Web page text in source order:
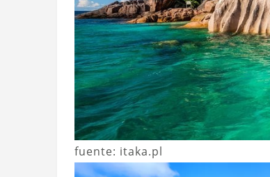
fuente: itaka.pl